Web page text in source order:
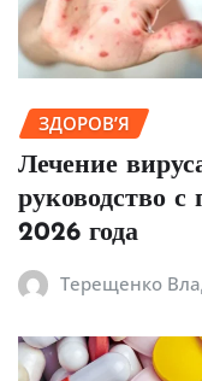
ЗДОРОВ’Я
Лечение
руководство
2026 года
Терещенко